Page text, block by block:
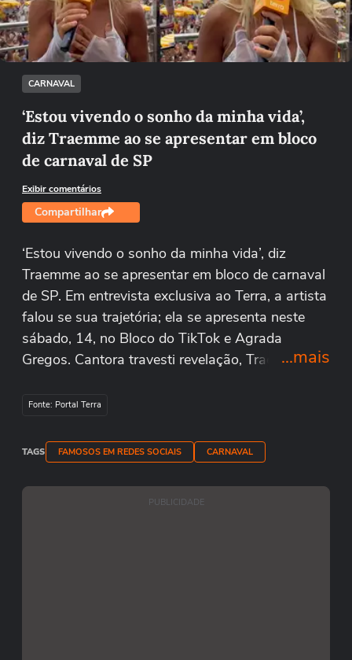
Tentar novamente
CARNAVAL
‘Estou vivendo o sonho da minha vida’,
diz Traemme ao se apresentar em bloco
de carnaval de SP
Exibir comentários
Compartilhar
‘Estou vivendo o sonho da minha vida’, diz
Traemme ao se apresentar em bloco de carnaval
de SP. Em entrevista exclusiva ao Terra, a artista
falou se sua trajetória; ela se apresenta neste
sábado, 14, no Bloco do TikTok e Agrada
Gregos. Cantora travesti revelação, Traemme
‘Sou Eu’ e tem ganhado destaque em
Carnaval do Terra tem apoio de Bluefit, Gol,
Magalu, Mercado Pago, OMO e Popeye's.
#TerraNoCarnaval Adrielle Farias/Redação Terra
...mais
Fonte: Portal Terra
TAGS FAMOSOS EM REDES SOCIAIS CARNAVAL
PUBLICIDADE